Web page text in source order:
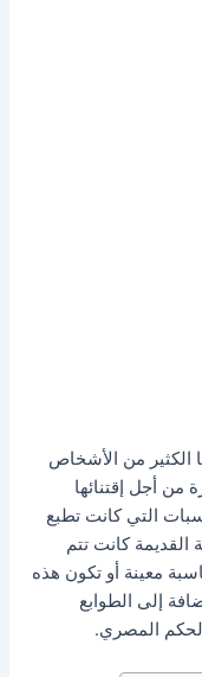
الكثير من الأشخاص
من أجل إقتنائها
التي كانت تطبع
القديمة كانت تتم
معينة أو تكون هذه
إلى الطوابع
المصري.